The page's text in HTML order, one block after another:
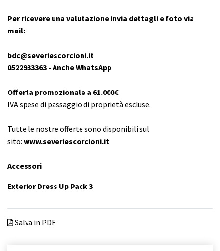
Per ricevere una valutazione invia dettagli e foto via
mail:
bdc@severiescorcioni.it
0522933363 - Anche WhatsApp
Offerta promozionale a 61.000€
IVA spese di passaggio di proprietà escluse.
Tutte le nostre offerte sono disponibili sul
sito: www.severiescorcioni.it
Accessori
Exterior Dress Up Pack 3
Salva in PDF